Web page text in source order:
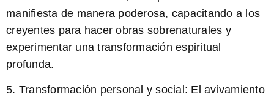
manifiesta de manera poderosa, capacitando a los
creyentes para hacer obras sobrenaturales y
experimentar una transformación espiritual
profunda.
5. Transformación personal y social: El avivamiento